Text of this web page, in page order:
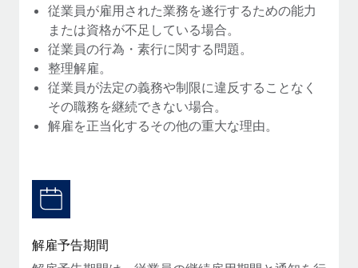
デバイス管理
ITデバイスを世界規模で提供・管理
法人設立
法令順守した法人をスピーディに設立
福利厚生
従業員の福利厚生を簡単に管理
グローバル給与処理
EORおよびPEO
契約社員管理
税務
ブログ
Remoteの製品アップデート：GustoとXeroの統合お
よびContractor Management Plus（契約社員管理
従業員が雇用された業務を遂行するための能力
または資格が不足している場合。
従業員の行為・素行に関する問題。
整理解雇。
従業員が法定の義務や制限に違反することなく
その職務を継続できない場合。
解雇を正当化するその他の重大な理由。
解雇予告期間